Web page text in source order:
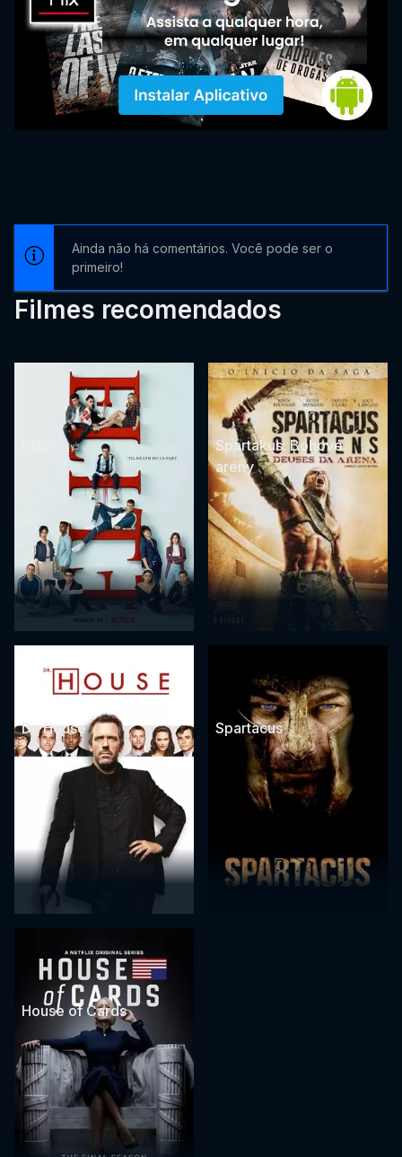
Ainda não há comentários. Você pode ser o
primeiro!
Filmes recomendados
Spartakus: Bohové
arény
Dr. House Spartacus
House of Cards